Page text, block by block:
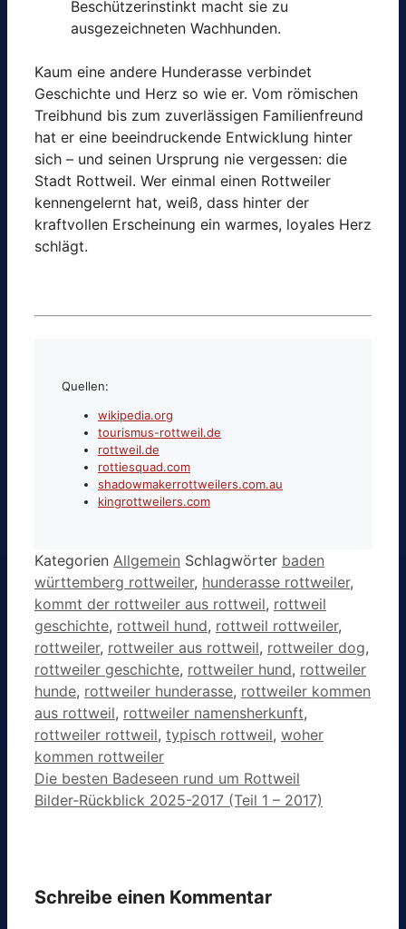
Beschützerinstinkt macht sie zu
ausgezeichneten Wachhunden.
Kaum eine andere Hunderasse verbindet
Geschichte und Herz so wie er. Vom römischen
Treibhund bis zum zuverlässigen Familienfreund
hat er eine beeindruckende Entwicklung hinter
sich – und seinen Ursprung nie vergessen: die
Stadt Rottweil. Wer einmal einen Rottweiler
kennengelernt hat, weiß, dass hinter der
kraftvollen Erscheinung ein warmes, loyales Herz
schlägt.
Quellen:
wikipedia.org
tourismus-rottweil.de
rottweil.de
rottiesquad.com
shadowmakerrottweilers.com.au
kingrottweilers.com
Kategorien Allgemein Schlagwörter baden
württemberg rottweiler, hunderasse rottweiler,
kommt der rottweiler aus rottweil, rottweil
geschichte, rottweil hund, rottweil rottweiler,
rottweiler, rottweiler aus rottweil, rottweiler dog,
rottweiler geschichte, rottweiler hund, rottweiler
hunde, rottweiler hunderasse, rottweiler kommen
aus rottweil, rottweiler namensherkunft,
rottweiler rottweil, typisch rottweil, woher
kommen rottweiler
Die besten Badeseen rund um Rottweil
Bilder-Rückblick 2025-2017 (Teil 1 – 2017)
Schreibe einen Kommentar